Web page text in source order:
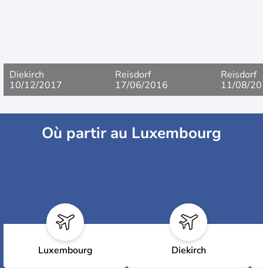
Diekirch
10/12/2017
Reisdorf
17/06/2016
Reisdorf
11/08/
Où partir au Luxembourg
Luxembourg Diekirch